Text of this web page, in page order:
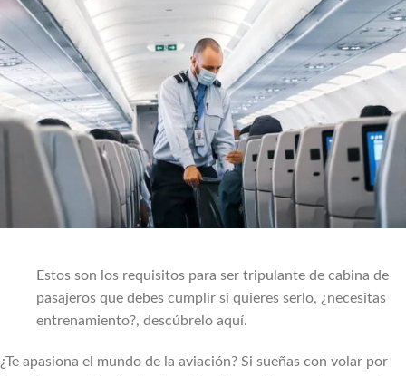
Estos son los requisitos para ser tripulante de cabina de
pasajeros que debes cumplir si quieres serlo, ¿necesitas
entrenamiento?, descúbrelo aquí.
¿Te apasiona el mundo de la aviación? Si sueñas con volar por